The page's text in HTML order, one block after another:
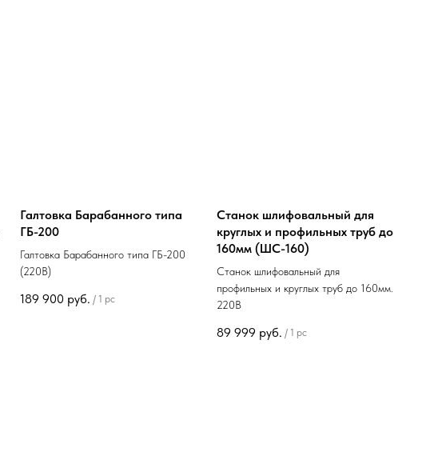
Галтовка Барабанного типа
ГБ-200
Галтовка Барабанного типа ГБ-200
(220В)
189 900 руб. / 1 pc
Станок шлифовальный для
круглых и профильных труб до
160мм (ШС-160)
Станок шлифовальный для
профильных и круглых труб до 160мм.
220В
89 999 руб. / 1 pc